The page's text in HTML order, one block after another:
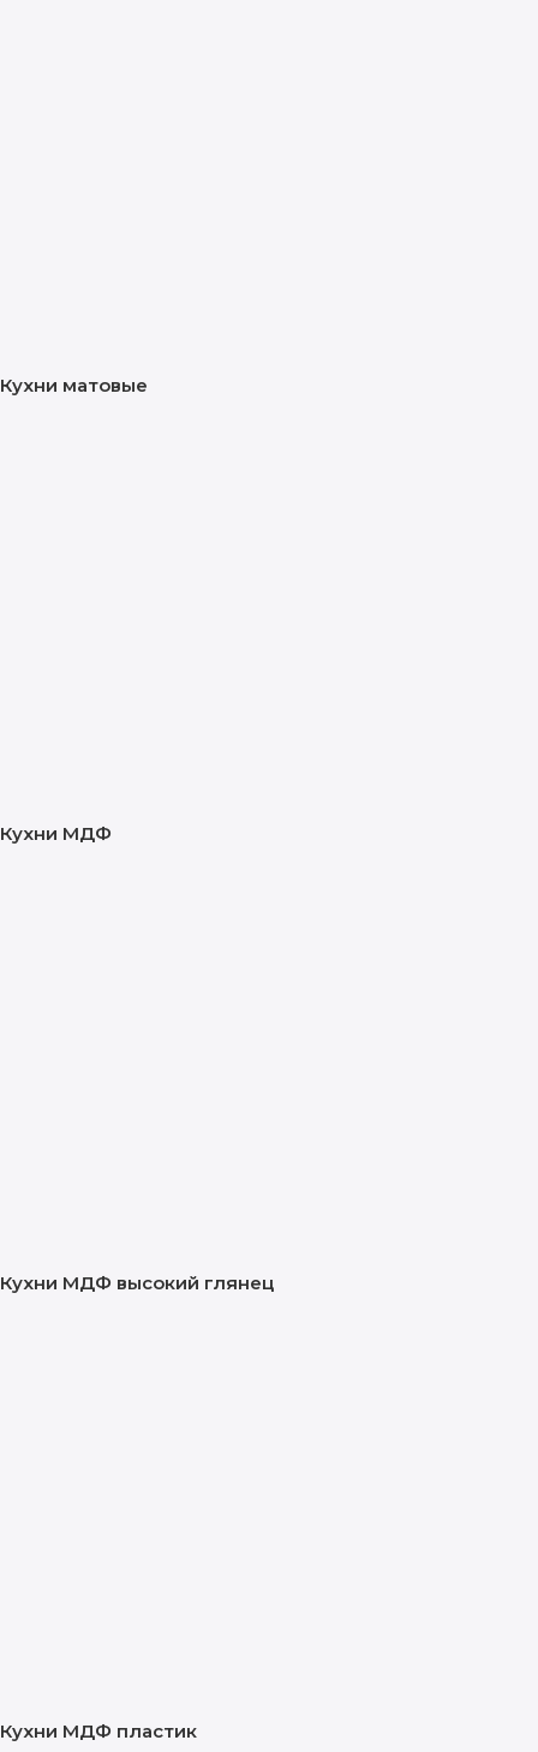
Кухни матовые
Кухни МДФ
Кухни МДФ высокий глянец
Кухни МДФ пластик